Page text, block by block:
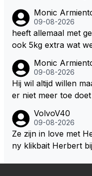
Monic
09-08-2026
heeft allemaal met
ook 5kg extra wat
auto, het is extra
ete thee geworden.
Monic
09-08-2026
Hij wil altijd willen
er niet meer toe
ioen is hij al, dat zal
l in de eerste plaats
r van RB. Dat zijn
e goede richting in
VolvoV40
09-08-2026
Ze zijn in love met
ny klikbait Herbert